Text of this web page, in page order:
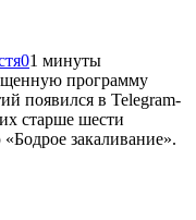
01 минуты
программу
появился в Telegram-
старше шести
закаливание».